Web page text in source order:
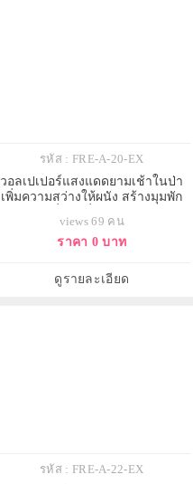
รหัส : FRE-A-20-EX
วอลเปเปอร์แสงแดดยามเช้าในป่า
เพิ่มความสว่างให้ผนัง สร้างมุมพัก
views 69 คน
ราคา 0 บาท
ดูรายละเอียด
รหัส : FRE-A-22-EX